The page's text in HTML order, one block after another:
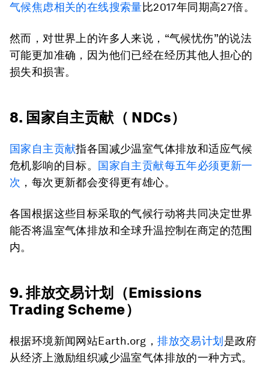
气候焦虑相关的在线搜索量比2017年同期高27倍。
然而，对世界上的许多人来说，“气候忧伤”的说法
可能更加准确，因为他们已经在经历其他人担心的
损失和损害。
8. 国家自主贡献（ NDCs）
国家自主贡献指各国减少温室气体排放和适应气候
危机影响的目标。 国家自主贡献每五年必须更新一
次 ，每次更新都会变得更有雄心。
各国根据这些目标采取的气候行动将共同决定世界
能否将温室气体排放和全球升温控制在商定的范围
内。
9. 排放交易计划（Emissions
Trading Scheme）
根据环境新闻网站Earth.org，排放交易计划 是政府
从经济上激励组织减少温室气体排放的一种方式。